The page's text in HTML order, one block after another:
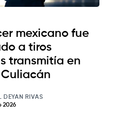
mexicano fue
a tiros
transmitía en
DEYAN RIVAS
2026